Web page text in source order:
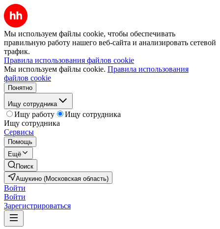
Мы используем файлы cookie, чтобы обеспечивать
правильную работу нашего веб-сайта и анализировать сетевой
трафик.
Правила использования файлов cookie
Мы используем файлы cookie. Правила использования
файлов cookie
Понятно
Ищу сотрудника
Ищу работу
Ищу сотрудника
Ищу сотрудника
Сервисы
Помощь
Ещё
Поиск
Ашукино (Московская область)
Войти
Войти
Зарегистрироваться